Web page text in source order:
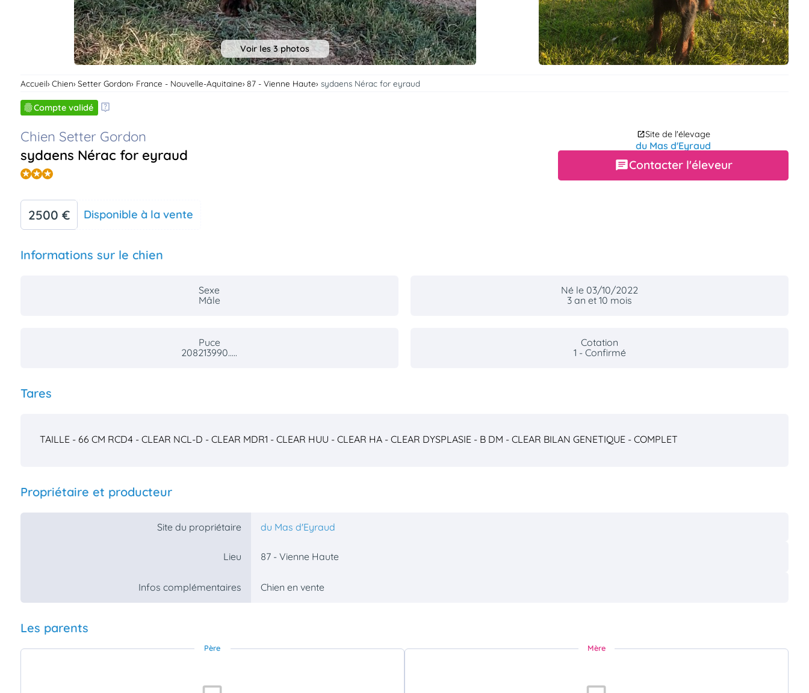
Voir les 3 photos
Accueil Chien Setter Gordon France - Nouvelle-Aquitaine 87 - Vienne Haute sydaens Nérac for eyraud
Compte validé
Chien Setter Gordon
sydaens Nérac for eyraud
2500 € Disponible à la vente
Site de l'élevage
du Mas d'Eyraud
Contacter l'éleveur
Informations sur le chien
Sexe
Mâle
Né le 03/10/2022
3 an et 10 mois
Puce
208213990.....
Cotation
1 - Confirmé
Tares
TAILLE - 66 CM RCD4 - CLEAR NCL-D - CLEAR MDR1 - CLEAR HUU - CLEAR HA - CLEAR DYSPLASIE - B DM - CLEAR BILAN GENETIQUE - COMPLET
Propriétaire et producteur
Site du propriétaire du Mas d'Eyraud
Lieu 87 - Vienne Haute
Infos complémentaires Chien en vente
Les parents
Père Mère